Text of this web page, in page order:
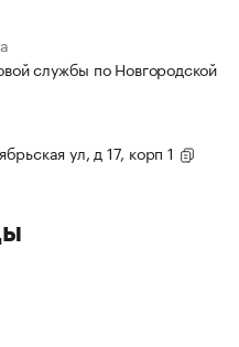
службы по Новгородской
ул, д 17, корп 1